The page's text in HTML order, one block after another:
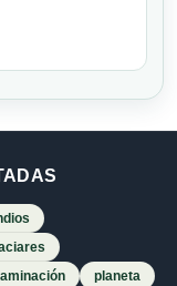
planeta